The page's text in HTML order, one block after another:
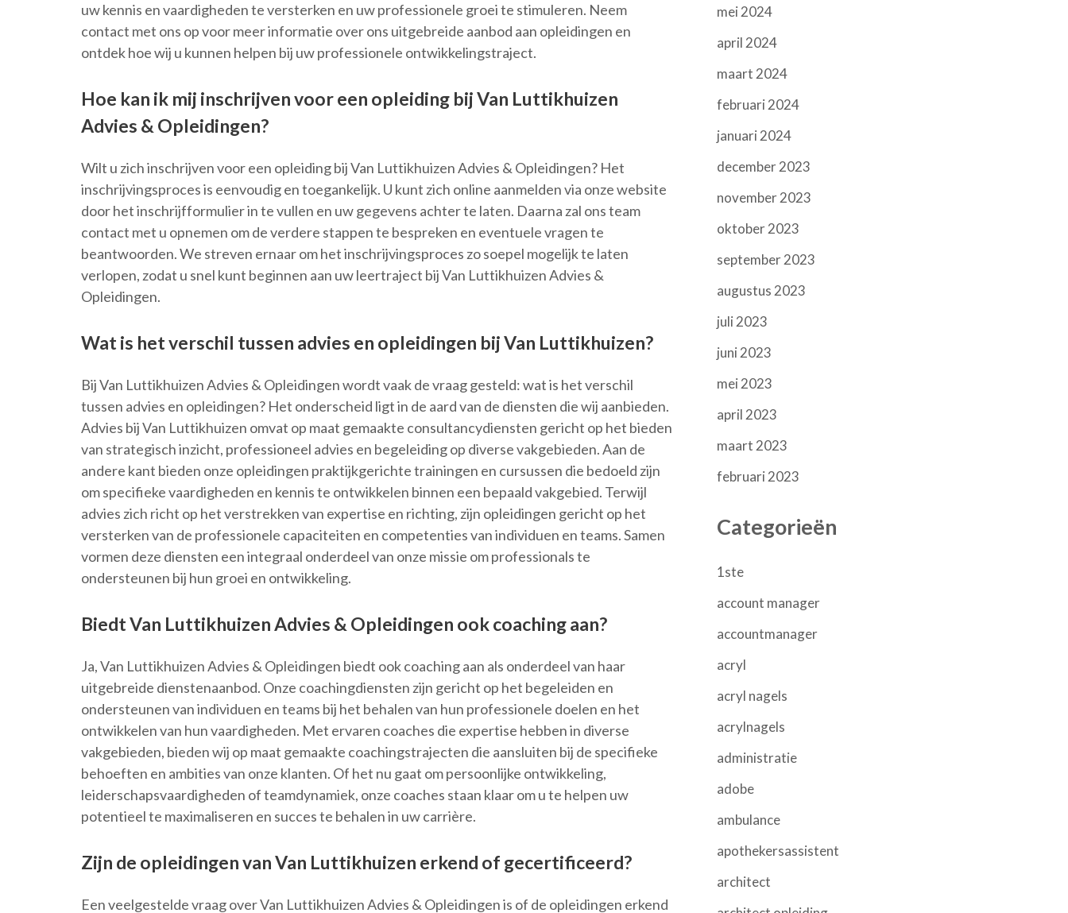
uw kennis en vaardigheden te versterken en uw professionele groei te stimuleren. Neem
contact met ons op voor meer informatie over ons uitgebreide aanbod aan opleidingen en
ontdek hoe wij u kunnen helpen bij uw professionele ontwikkelingstraject.
Hoe kan ik mij inschrijven voor een opleiding bij Van Luttikhuizen
Advies & Opleidingen?
Wilt u zich inschrijven voor een opleiding bij Van Luttikhuizen Advies & Opleidingen? Het
inschrijvingsproces is eenvoudig en toegankelijk. U kunt zich online aanmelden via onze website
door het inschrijfformulier in te vullen en uw gegevens achter te laten. Daarna zal ons team
contact met u opnemen om de verdere stappen te bespreken en eventuele vragen te
beantwoorden. We streven ernaar om het inschrijvingsproces zo soepel mogelijk te laten
verlopen, zodat u snel kunt beginnen aan uw leertraject bij Van Luttikhuizen Advies &
Opleidingen.
Wat is het verschil tussen advies en opleidingen bij Van Luttikhuizen?
Bij Van Luttikhuizen Advies & Opleidingen wordt vaak de vraag gesteld: wat is het verschil
tussen advies en opleidingen? Het onderscheid ligt in de aard van de diensten die wij aanbieden.
Advies bij Van Luttikhuizen omvat op maat gemaakte consultancydiensten gericht op het bieden
van strategisch inzicht, professioneel advies en begeleiding op diverse vakgebieden. Aan de
andere kant bieden onze opleidingen praktijkgerichte trainingen en cursussen die bedoeld zijn
om specifieke vaardigheden en kennis te ontwikkelen binnen een bepaald vakgebied. Terwijl
advies zich richt op het verstrekken van expertise en richting, zijn opleidingen gericht op het
versterken van de professionele capaciteiten en competenties van individuen en teams. Samen
vormen deze diensten een integraal onderdeel van onze missie om professionals te
ondersteunen bij hun groei en ontwikkeling.
Biedt Van Luttikhuizen Advies & Opleidingen ook coaching aan?
Ja, Van Luttikhuizen Advies & Opleidingen biedt ook coaching aan als onderdeel van haar
uitgebreide dienstenaanbod. Onze coachingdiensten zijn gericht op het begeleiden en
ondersteunen van individuen en teams bij het behalen van hun professionele doelen en het
ontwikkelen van hun vaardigheden. Met ervaren coaches die expertise hebben in diverse
vakgebieden, bieden wij op maat gemaakte coachingstrajecten die aansluiten bij de specifieke
behoeften en ambities van onze klanten. Of het nu gaat om persoonlijke ontwikkeling,
leiderschapsvaardigheden of teamdynamiek, onze coaches staan klaar om u te helpen uw
potentieel te maximaliseren en succes te behalen in uw carrière.
Zijn de opleidingen van Van Luttikhuizen erkend of gecertificeerd?
Een veelgestelde vraag over Van Luttikhuizen Advies & Opleidingen is of de opleidingen erkend
mei 2024
april 2024
maart 2024
februari 2024
januari 2024
december 2023
november 2023
oktober 2023
september 2023
augustus 2023
juli 2023
juni 2023
mei 2023
april 2023
maart 2023
februari 2023
Categorieën
1ste
account manager
accountmanager
acryl
acryl nagels
acrylnagels
administratie
adobe
ambulance
apothekersassistent
architect